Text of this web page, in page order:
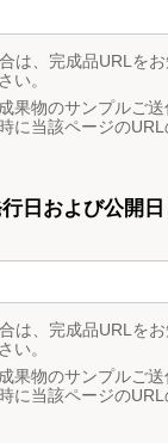
は、完成品URLを
い。
果物のサンプルご送
に当該ページの
日および公開
は、完成品URLを
い。
果物のサンプルご送
に当該ページの